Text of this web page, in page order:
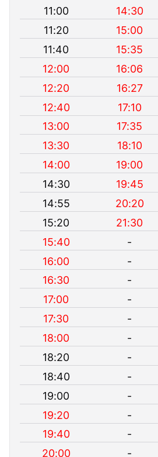
11:00 14:30
11:20
15:00
11:40
15:35
12:00
16:06
12:20
16:27
12:40
17:10
13:00
17:35
13:30
18:10
14:00
19:00
14:30
19:45
14:55
20:20
15:20
21:30
15:40
-
16:00
-
16:30
-
17:00
-
17:30
-
18:00
-
18:20
-
18:40
-
19:00
-
19:20
-
19:40
-
20:00
-